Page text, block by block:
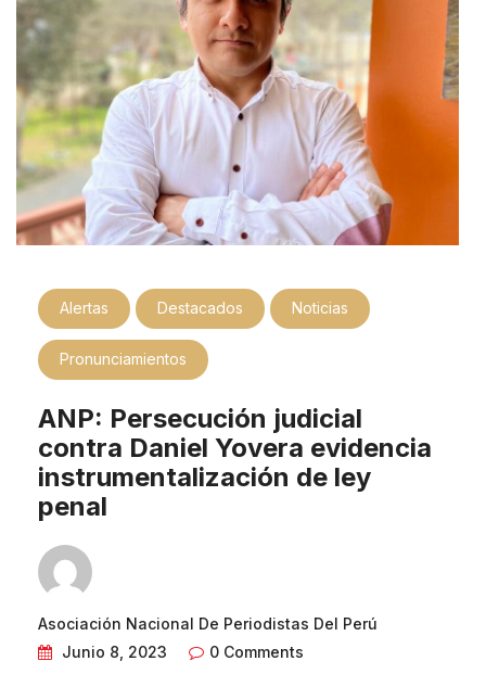
Alertas Destacados Noticias
Pronunciamientos
ANP: Persecución judicial
contra Daniel Yovera evidencia
instrumentalización de ley
penal
Asociación Nacional De Periodistas Del Perú
Junio 8, 2023
0 Comments